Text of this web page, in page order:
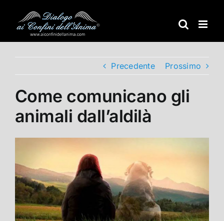
contenuto
Precedente Prossimo
Come comunicano gli
animali dall’aldilà